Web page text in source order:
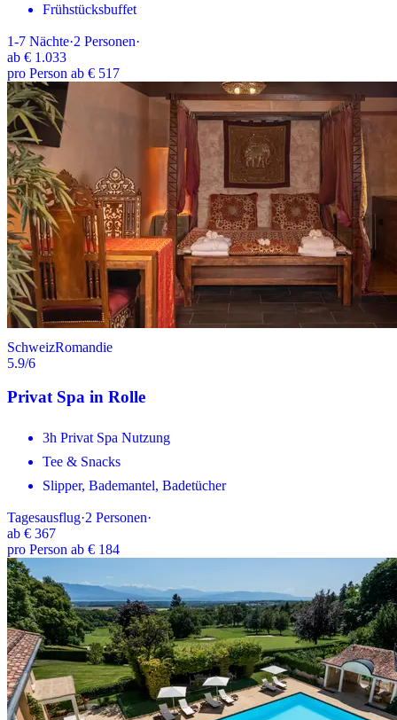
Frühstücksbuffet
1-7 Nächte·2 Personen·
ab € 1.033
pro Person ab € 517
SchweizRomandie
5.9/6
Privat Spa in Rolle
3h Privat Spa Nutzung
Tee & Snacks
Slipper, Bademantel, Badetücher
Tagesausflug·2 Personen·
ab € 367
pro Person ab € 184